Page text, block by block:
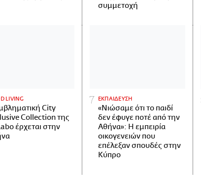
συμμετοχή
LIVING
City
Collection της
έρχεται στην
ΕΚΠΑΙΔΕΥΣΗ
«Νιώσαμε ότι το παιδί
δεν έφυγε ποτέ από την
Αθήνα»: Η εμπειρία
οικογενειών που
επέλεξαν σπουδές στην
Κύπρο